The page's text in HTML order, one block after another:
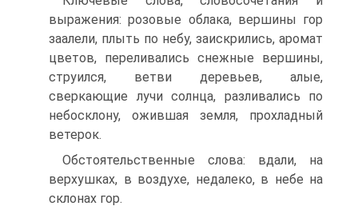
выражения: розовые облака, вершины гор
заалели, плыть по небу, заискрились, аромат
цветов, переливались снежные вершины,
струился, ветви деревьев, алые,
сверкающие лучи солнца, разливались по
небосклону, ожившая земля, прохладный
ветерок.
Обстоятельственные слова: вдали, на
верхушках, в воздухе, недалеко, в небе на
склонах гор.